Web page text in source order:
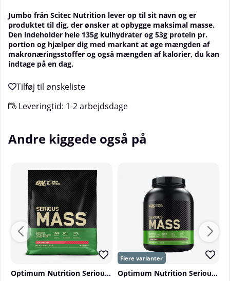
Jumbo från Scitec Nutrition lever op til sit navn og er
produktet til dig, der ønsker at opbygge maksimal masse.
Den indeholder hele 135g kulhydrater og 53g protein pr.
portion og hjælper dig med markant at øge mængden af
makronæringsstoffer og også mængden af kalorier, du kan
indtage på en dag.
Leveringtid: 1-2 arbejdsdage
Andre kiggede også på
Optimum Nutrition Serious Mass, 5400 g Optimum Nutrition Serious Mass, 2,7 kg